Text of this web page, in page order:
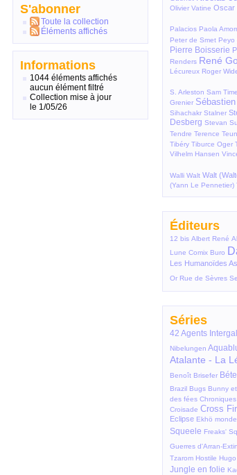
S'abonner
Toute la collection
Éléments affichés
Informations
1044 éléments affichés
aucun élément filtré
Collection mise à jour
le 1/05/26
Olivier Vatine Oscar
Palacios Paola
Peter de Smet Peyo
Pierre Boisserie
Renders René
Lécureux Roger
S. Arleston Sam
Grenier
Sihachakr Stalner
Desberg Stevan
Tendre Terence
Tibéry Tiburce Oger
Vilhelm Hansen
Walli Walt Walt
(Yann Le Pennetier)
Éditeurs
12 bis Albert René
Lune Comix Buro
Les Humanoïdes
Or Rue de Sèvres
Séries
42 Agents
Nibelungen
Atalante - La
Benoît Brisefer
Brazil Bugs Bunny
des fées
Croisade Cross
Eclipse Ekhö
Squeele Freaks'
Guerres d'Arran-
Tzarom Hostile Hugo
Jungle en folie